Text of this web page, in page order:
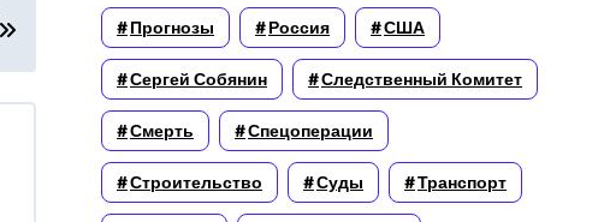
Прогнозы Россия США
Сергей Собянин Следственный Комитет
Смерть Спецоперации
Строительство Суды Транспорт